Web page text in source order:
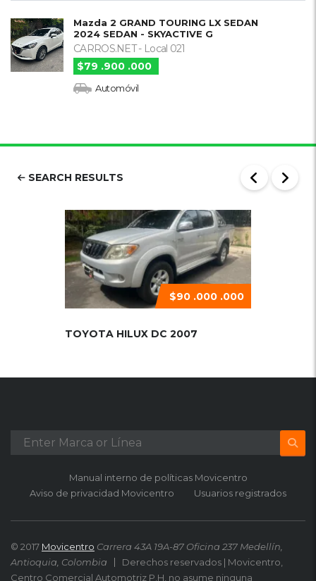
Mazda 2 GRAND TOURING LX SEDAN
2024 SEDAN - SKYACTIVE G
CARROS.NET - Local 021
$79 .900 .000
Automóvil
SEARCH RESULTS
$90 .000 .000
TOYOTA HILUX DC 2007
Manual interno de políticas Movicentro
Aviso de privacidad Movicentro
Usuarios registrados
© 2017 Movicentro Carrera 43A 19A-87 Oficina 237 Medellín,
Antioquia, Colombia
Derechos reservados | Movicentro,
Centro Comercial Automotriz P.H, no asume ninguna